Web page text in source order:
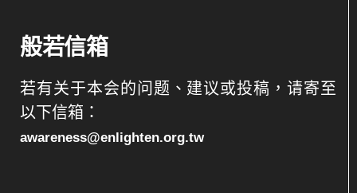
般若信箱
若有关于本会的问题、建议或投稿，请寄至
以下信箱：
awareness@enlighten.org.tw